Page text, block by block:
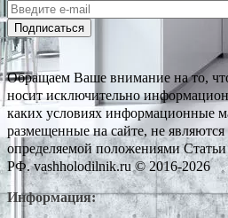
Подписаться
Обращаем Ваше внимание на то,
носит исключительно
каких условиях информационные
размещенные на сайте, не
определяемой положениями Статьи
РФ. vashholodilnik.ru © 2016-2026
Информация: